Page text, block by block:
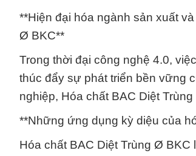
**Hiện đại hóa ngành sản xuất
Ø BKC**
Trong thời đại công nghệ 4.0,
thúc đẩy sự phát triển bền vững
nghiệp, Hóa chất BAC Diệt
**Những ứng dụng kỳ diệu của
Hóa chất BAC Diệt Trùng Ø